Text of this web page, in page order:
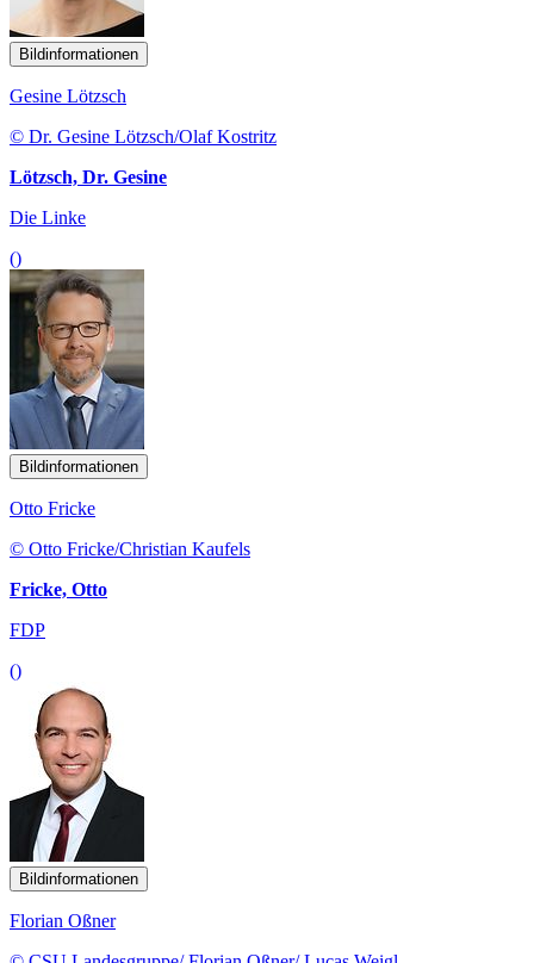
Bildinformationen
Gesine Lötzsch
© Dr. Gesine Lötzsch/Olaf Kostritz
Lötzsch, Dr. Gesine
Die Linke
()
Bildinformationen
Otto Fricke
© Otto Fricke/Christian Kaufels
Fricke, Otto
FDP
()
Bildinformationen
Florian Oßner